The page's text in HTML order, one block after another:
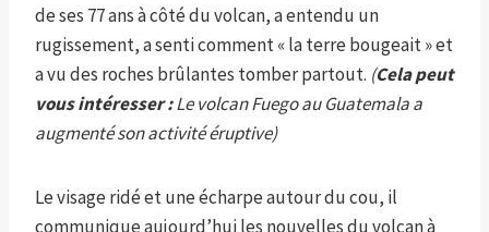
de ses 77 ans à côté du volcan, a entendu un
rugissement, a senti comment « la terre bougeait » et
a vu des roches brûlantes tomber partout. (Cela peut
vous intéresser :Le volcan Fuego au Guatemala a
augmenté son activité éruptive)
Le visage ridé et une écharpe autour du cou, il
communique aujourd’hui les nouvelles du volcan à